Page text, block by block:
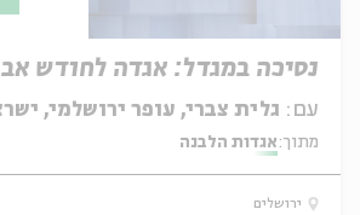
נסיכה במגדל: אגדה לחודש אב
עם:
מתוך: אגדות הלבנה
ירושלים